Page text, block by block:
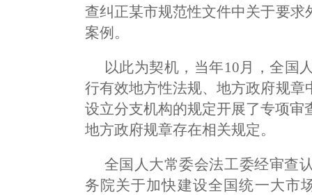
查纠正某市规范性文件中关于要
案例。
以此为契机，当年10月，全国
行有效地方性法规、地方政府规
设立分支机构的规定开展了专项
地方政府规章存在相关规定。
全国人大常委会法工委经审查
务院关于加快建设全国统一大市